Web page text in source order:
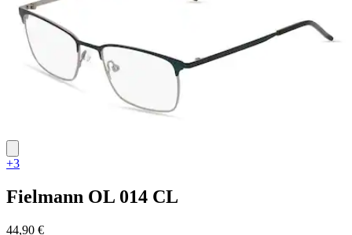
+3
Fielmann OL 014 CL
44,90 €